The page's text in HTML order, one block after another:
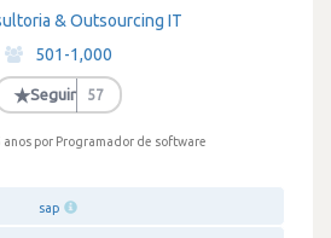
·
& Outsourcing IT
·
501-1,000
·
★Seguir 57
anos por Programador de software
sap